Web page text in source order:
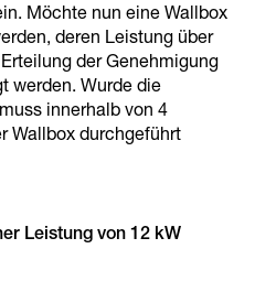
Möchte nun eine Wallbox
deren Leistung über
der Genehmigung
werden. Wurde die
innerhalb von 4
Wallbox durchgeführt
Leistung von 12 kW